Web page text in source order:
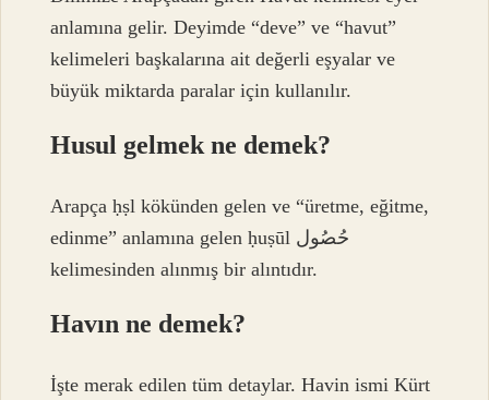
anlamına gelir. Deyimde “deve” ve “havut”
kelimeleri başkalarına ait değerli eşyalar ve
büyük miktarda paralar için kullanılır.
Husul gelmek ne demek?
Arapça ḥṣl kökünden gelen ve “üretme, eğitme,
edinme” anlamına gelen ḥuṣūl حُصُول
kelimesinden alınmış bir alıntıdır.
Havın ne demek?
İşte merak edilen tüm detaylar. Havin ismi Kürt